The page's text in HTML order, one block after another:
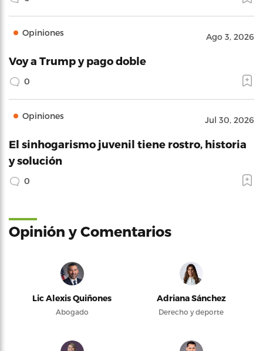
Opiniones Ago 3, 2026
Voy a Trump y pago doble
0
Opiniones Jul 30, 2026
El sinhogarismo juvenil tiene rostro, historia
y solución
0
Opinión y Comentarios
Lic Alexis Quiñones
Abogado
Adriana Sánchez
Derecho y deporte